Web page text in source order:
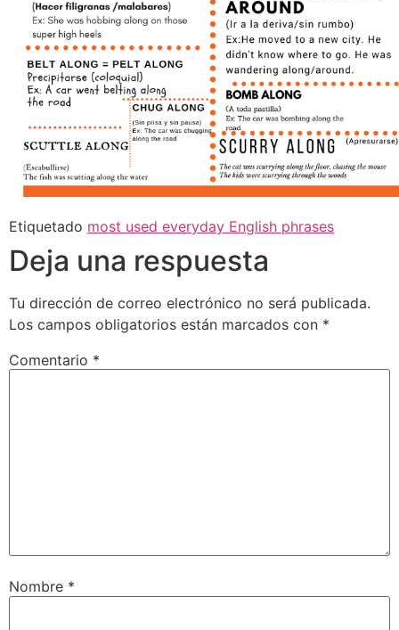
Etiquetado most used everyday English phrases
Deja una respuesta
Tu dirección de correo electrónico no será publicada.
Los campos obligatorios están marcados con *
Comentario *
Nombre *